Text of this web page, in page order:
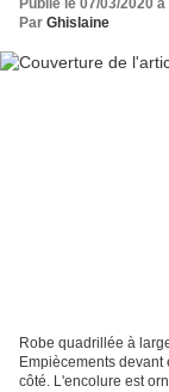
Publié le 07/03/2020
Par Ghislaine
Robe quadrillée à
Empiècements devant
côté. L'encolure est